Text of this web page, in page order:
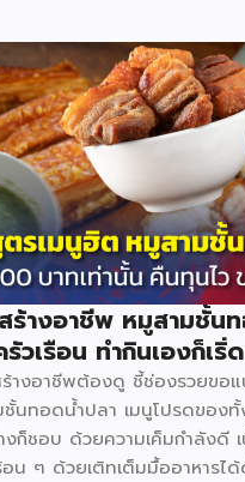
กรณ์อะไรบ้าง (มีแจกสูตร) วัต
าท แป้งมัน 1 กก. 40 บาท แป้ง
2 กก. 135 บาท หัวกะทิ
บาท ใบเตย 5 กำ 100 บาท สี
บาท […]
ร้างอาชีพ หมูสามชั้น
วเรือน ทำกินเองก็เริ่
างอาชีพต้องดู ชี้ช่องรวยขอแ
นทอดน้ำปลา เมนูโปรดของทั้
งก็ชอบ ด้วยความเค็มกำลังดี
น ๆ ด้วยเติทเต็มมื้ออาหารไ